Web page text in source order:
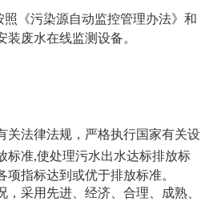
《污染源自动监控管理办法》和
废水在线监测设备。
关法律法规，严格执行国家有关设
标准,使处理污水出水达标排放标
项指标达到或优于排放标准。
采用先进、经济、合理、成熟、